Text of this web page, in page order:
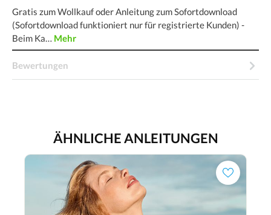
Gratis zum Wollkauf oder Anleitung zum Sofortdownload
(Sofortdownload funktioniert nur für registrierte Kunden) -
Beim Ka… Mehr
Bewertungen
ÄHNLICHE ANLEITUNGEN